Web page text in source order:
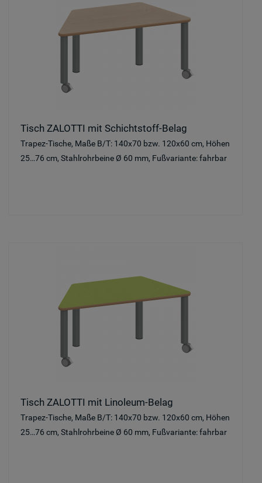
Tisch ZALOTTI mit Schichtstoff-Belag
Trapez-Tische, Maße B/T: 140x70 bzw. 120x60 cm, Höhen
25…76 cm, Stahlrohrbeine Ø 60 mm, Fußvariante: fahrbar
Tisch ZALOTTI mit Linoleum-Belag
Trapez-Tische, Maße B/T: 140x70 bzw. 120x60 cm, Höhen
25…76 cm, Stahlrohrbeine Ø 60 mm, Fußvariante: fahrbar